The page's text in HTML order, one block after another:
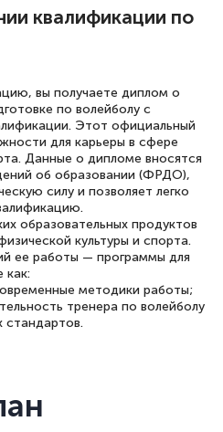
квалификации по
вы получаете диплом о
по волейболу с
Этот официальный
для карьеры в сфере
Данные о дипломе вносятся
об образовании (ФРДО),
силу и позволяет легко
образовательных продуктов
культуры и спорта.
ее работы — программы для
как:
методики работы;
тренера по волейболу
стандартов.